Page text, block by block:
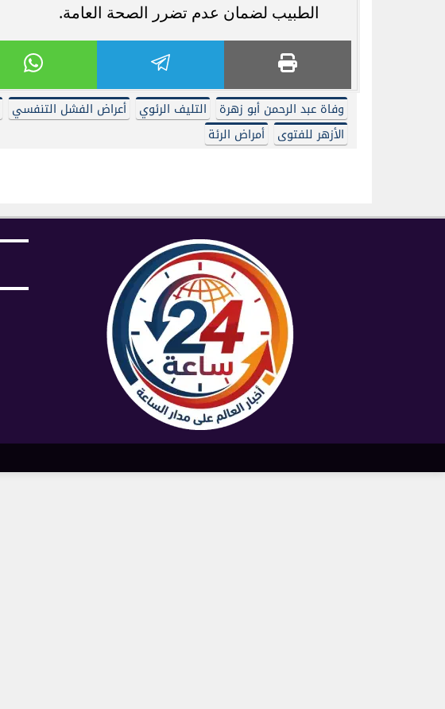
الطبيب لضمان عدم تضرر الصحة العامة.
وفاة عبد الرحمن أبو زهرة التليف الرئوي أعراض الفشل التنفسي
الأزهر للفتوى
أمراض الرئة